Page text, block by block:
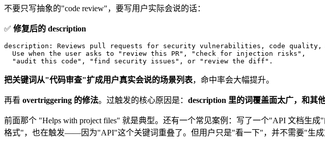
不要只写抽象的"code review"，要写用户实际会说的话：
✅ 修复后的 description
description: Reviews pull requests for security vulnerabilities, code quality,
  Use when the user asks to "review this PR", "check for injection risks",
  "audit this code", "find security issues", or "review the diff".
把关键词从"代码审查"扩成用户真实会说的场景列表，命中率会大幅提升。
再看 overtriggering 的修法。过触发的核心原因是： description 里的词覆盖面太广，和其
前面那个 "Helps with project files" 就是典型。还有一个常见案例：写了一个"API 文档生成
格式"，也在触发——因为"API"这个关键词重叠了。但用户只是"看一下"，并不需要"生成